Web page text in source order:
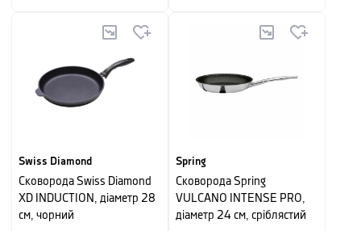
Swiss Diamond
Сковорода Swiss Diamond
XD INDUCTION, діаметр 28
см, чорний
Spring
Сковорода Spring
VULCANO INTENSE PRO,
діаметр 24 см, сріблястий